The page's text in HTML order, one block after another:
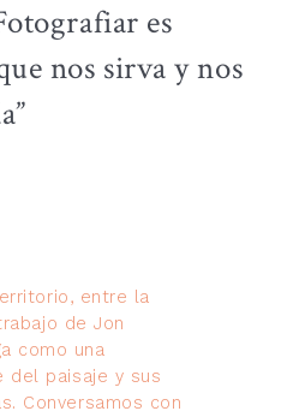
es
nos sirva y nos
entre la
de Jon
como una
del paisaje y sus
Conversamos con